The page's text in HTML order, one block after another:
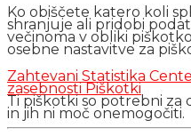
Ko obiščete katero koli
shranjuje ali pridobi
večinoma v obliki
osebne nastavitve za
Zahtevani Statistika
zasebnosti Piškotki
Ti piškotki so potrebni za
in jih ni moč onemogočiti.